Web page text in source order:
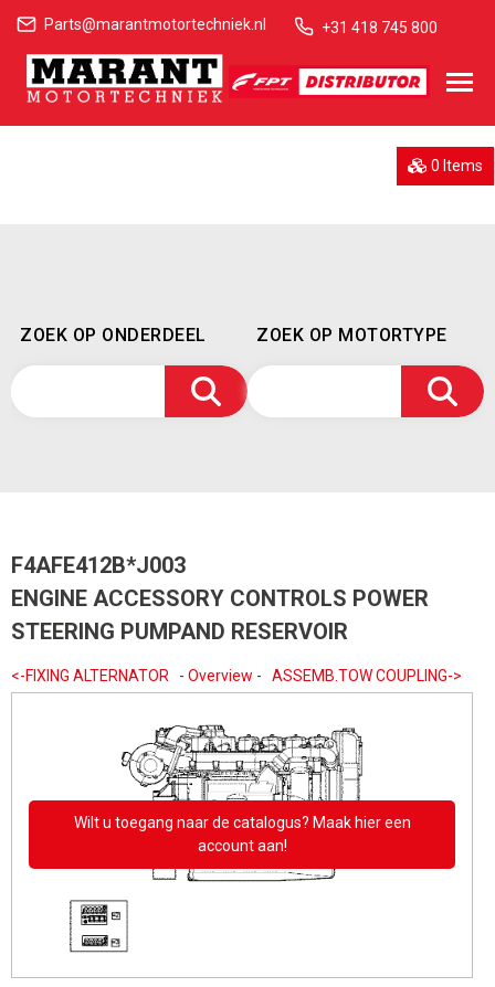
Parts@marantmotortechniek.nl +31 418 745 800
0 Items
ZOEK OP ONDERDEEL ZOEK OP MOTORTYPE
F4AFE412B*J003
ENGINE ACCESSORY CONTROLS POWER
STEERING PUMPAND RESERVOIR
<-FIXING ALTERNATOR - Overview - ASSEMB.TOW COUPLING->
Wilt u toegang naar de catalogus? Maak hier een
account aan!